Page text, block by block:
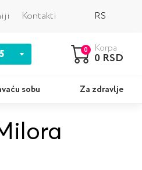
Kontakti RS
0 Korpa
0 RSD
sobu Za zdravlje
Nazad